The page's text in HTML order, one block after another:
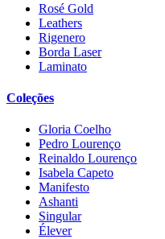
Rosé Gold
Leathers
Rigenero
Borda Laser
Laminato
Coleções
Gloria Coelho
Pedro Lourenço
Reinaldo Lourenço
Isabela Capeto
Manifesto
Ashanti
Singular
Élever